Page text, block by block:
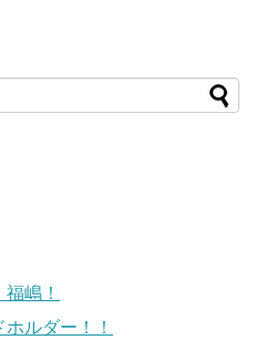
嶋！
ルダー！！